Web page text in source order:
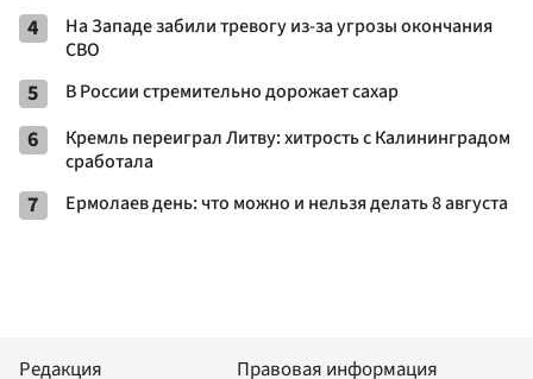
4
На Западе забили тревогу из-за угрозы окончания
СВО
5 В России стремительно дорожает сахар
6
Кремль переиграл Литву: хитрость с Калининградом
сработала
7 Ермолаев день: что можно и нельзя делать 8 августа
Редакция
Правовая информация